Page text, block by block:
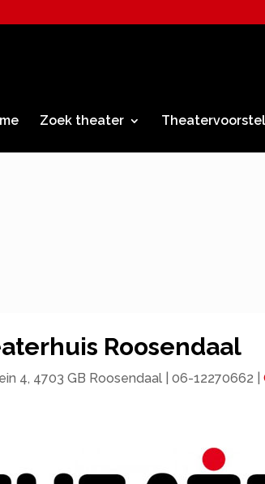
Zoek theater
Roosendaal
4, 4703 GB Roosendaal | 06-12270662 |